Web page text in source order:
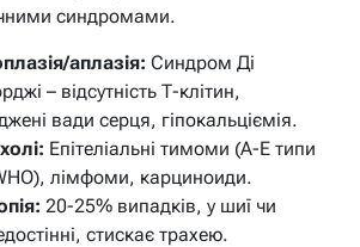
синдромами.
аплазія: Синдром Ді
– відсутність Т-клітин,
вади серця, гіпокальціємія.
Епітеліальні тимоми (A-E типи
лімфоми, карциноиди.
20-25% випадків, у шиї чи
стискає трахею.